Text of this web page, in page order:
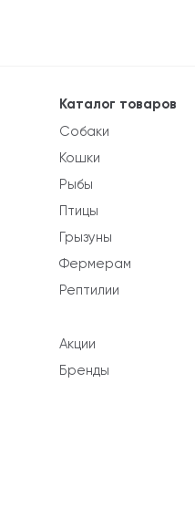
Каталог товаров
Собаки
Кошки
Рыбы
Птицы
Грызуны
Фермерам
Рептилии
Акции
Бренды